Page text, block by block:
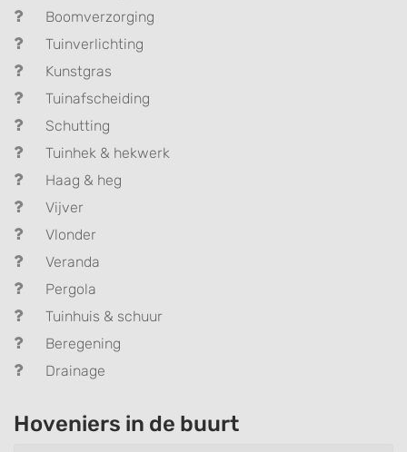
Boomverzorging
Tuinverlichting
Kunstgras
Tuinafscheiding
Schutting
Tuinhek & hekwerk
Haag & heg
Vijver
Vlonder
Veranda
Pergola
Tuinhuis & schuur
Beregening
Drainage
Hoveniers in de buurt